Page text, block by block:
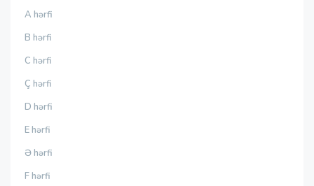
A hərfi
B hərfi
C hərfi
Ç hərfi
D hərfi
E hərfi
Ə hərfi
F hərfi